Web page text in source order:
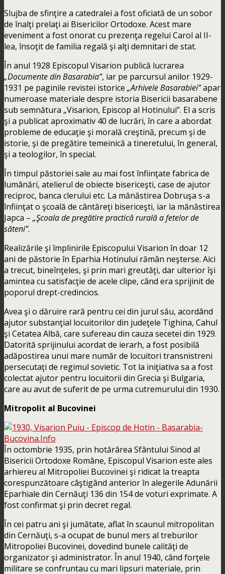
Slujba de sfinţire a catedralei a fost oficiată de un sobor
de înalţi prelaţi ai Bisericilor Ortodoxe. Acest mare
eveniment a fost onorat cu prezenţa regelui Carol al II-
lea, însoţit de familia regală şi alţi demnitari de stat.
În anul 1928 Episcopul Visarion publică lucrarea
„Documente din Basarabia”, iar pe parcursul anilor 1929-
1931 pe paginile revistei istorice „Arhivele Basarabiei”apar
numeroase materiale despre istoria Bisericii basarabene
sub semnătura „Visarion, Episcop al Hotinului”. El a scris
şi a publicat aproximativ 40 de lucrări, în care a abordat
probleme de educaţie şi morală creştină, precum şi de
istorie, şi de pregătire temeinică a tineretului, în general,
şi a teologilor, în special.
În timpul păstoriei sale au mai fost înfiinţate fabrica de
lumânări, atelierul de obiecte bisericeşti, case de ajutor
reciproc, banca clerului etc. La mănăstirea Dobruşa s-a
înfiinţat o şcoală de cântăreţi bisericeşti, iar la mănăstirea
Japca – „Şcoala de pregătire practică rurală a fetelor de
săteni”.
Realizările şi împlinirile Episcopului Visarion în doar 12
ani de păstorie în Eparhia Hotinului rămân neşterse. Aici
a trecut, bineînţeles, şi prin mari greutăţi, dar ulterior îşi
amintea cu satisfacţie de acele clipe, când era sprijinit de
poporul drept-credincios.
Avea şi o dăruire rară pentru cei din jurul său, acordând
ajutor substanţial locuitorilor din judeţele Tighina, Cahul
şi Cetatea Albă, care sufereau din cauza secetei din 1929.
Datorită sprijinului acordat de ierarh, a fost posibilă
adăpostirea unui mare număr de locuitori transnistreni
persecutaţi de regimul sovietic. Tot la iniţiativa sa a fost
colectat ajutor pentru locuitorii din Grecia şi Bulgaria,
care au avut de suferit de pe urma cutremurului din 1930.
Mitropolit al Bucovinei
În octombrie 1935, prin hotărârea Sfântului Sinod al
Bisericii Ortodoxe Române, Episcopul Visarion este ales
arhiereu al Mitropoliei Bucovinei şi ridicat la treapta
corespunzătoare câştigând anterior în alegerile Adunării
Eparhiale din Cernăuţi 136 din 154 de voturi exprimate. A
fost confirmat şi prin decret regal.
În cei patru ani şi jumătate, aflat în scaunul mitropolitan
din Cernăuţi, s-a ocupat de bunul mers al treburilor
Mitropoliei Bucovinei, dovedind bunele calităţi de
organizator şi administrator. În anul 1940, când forţele
militare se confruntau cu mari lipsuri materiale, prin